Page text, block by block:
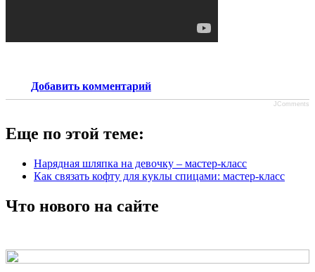
Добавить комментарий
JComments
Еще по этой теме:
Нарядная шляпка на девочку – мастер-класс
Как связать кофту для куклы спицами: мастер-класс
Что нового на сайте